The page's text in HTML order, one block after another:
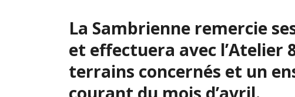
La Sambrienne remercie
et effectuera avec l’Atelier
terrains concernés et un